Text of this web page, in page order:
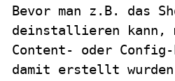
Bevor man z.B. das
deinstallieren kann,
Content- oder
damit erstellt